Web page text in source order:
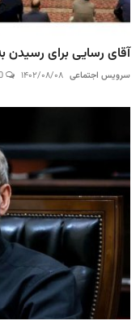
آقای رسایی برای رسیدن
سرویس اجتماعی ۱۴۰۲/۰۸/۰۸